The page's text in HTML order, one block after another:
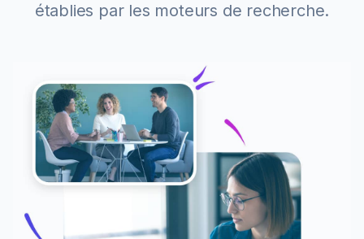
établies par les moteurs de recherche.